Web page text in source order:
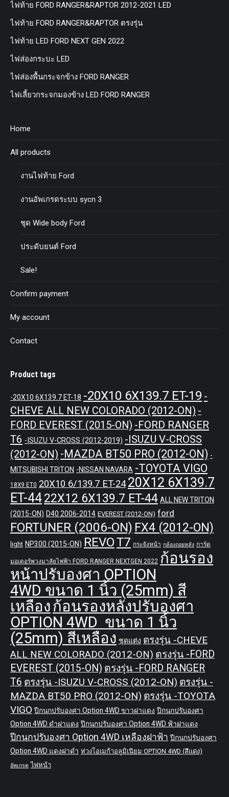
ไฟท้าย FORD RANGER&RAPTOR 2012-2021 LED
ไฟท้าย FORD RANGER&RAPTOR ตรงรุ่น
ไฟท้าย LED FORD NEXT GEN 2022
ไฟส่องกระบะ LED
ไฟส่องพื้นกระจกข้าง FORD RANGER
ไฟเลี้ยวกระจกมองข้าง LED FORD RANGER
Home
All products
งานไฟท้าย Ford
งานอัพเกรดระบบ sycn 3
ชุด Wide body Ford
ประดับยนต์ Ford
Sale!
Confirm payment
My account
Contact
Product tags
-20X10 6X139.7 ET-18 -20X10 6X139.7 ET-19 -
CHEVE ALL NEW COLORADO (2012-ON) -
FORD EVEREST (2015-ON) -FORD RANGER
T6 -ISUZU V-CROSS (2012-2019) -ISUZU V-CROSS
(2012-ON) -MAZDA BT50 PRO (2012-ON) -
MITSUBISHI TRITON -NISSAN NAVARA -TOYOTA VIGO
18X9 ET0 20X10 6/139.7 ET-24 20X12 6X139.7
ET-4422X12 6X139.7 ET-44 ALL NEW TRITON
(2015-ON) D40 2006-2014 EVEREST (2012-ON) ford
FORTUNER (2006-ON) FX4 (2012-ON)
light NP300 (2015-ON) REVOT7 กระจังหน้า กล้องถอยหลัง การ์ด
มอเตอร์พวงมาลัยไฟฟ้า FORD RANGER NEXTGEN 2022 ก้อนรอง
หน้าปรับองศา OPTION
4WD ขนาด 1 นิ้ว (25mm) สี
เหลือง ก้อนรองหลังปรับองศา
OPTION 4WD ขนาด 1 นิ้ว
(25mm) สีเหลือง ชุดแต่ง ตรงรุ่น -CHEVE
ALL NEW COLORADO (2012-ON) ตรงรุ่น -FORD
EVEREST (2015-ON) ตรงรุ่น -FORD RANGER
T6 ตรงรุ่น -ISUZU V-CROSS (2012-ON) ตรงรุ่น -
MAZDA BT50 PRO (2012-ON) ตรงรุ่น -TOYOTA
VIGO ปีกนกปรับองศา Option 4WD ขาวฝาแดง ปีกนกปรับองศา
Option 4WD ดำฝาแดง ปีกนกปรับองศา Option 4WD ฟ้าฝาแดง
ปีกนกปรับองศา Option 4WD เหลืองฝาฟ้า ปีกนกปรับองศา
Option 4WD แดงฝาดำ ห่วงโอเมก้าอลูมิเนียม OPTION 4WD (สีแดง)
อัพเกรด ไฟหน้า